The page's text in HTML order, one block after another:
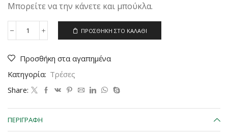
Μπορείτε να την κάνετε και μπούκλα.
Τρέσα
Νο4.0-
120*50cm
ποσότητα
ΠΡΟΣΘΉΚΗ ΣΤΟ ΚΑΛΆΘΙ
Προσθήκη στα αγαπημένα
Κατηγορία: Τρέσες
Share:
ΠΕΡΙΓΡΑΦΉ